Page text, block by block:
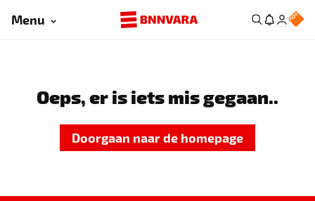
Menu
Oeps, er is iets mis gegaan..
Doorgaan naar de homepage